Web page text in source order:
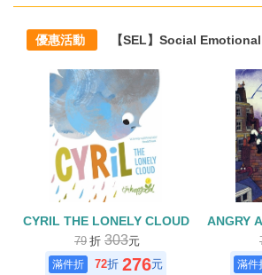
優惠活動 【SEL】Social Emotional Learning #情緒
CYRIL THE LONELY CLOUD
79 折 303元
72折 276元
ANGRY